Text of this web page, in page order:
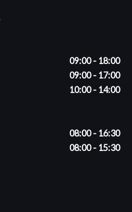
09:00 - 18:00
09:00 - 17:00
10:00 - 14:00
08:00 - 16:30
08:00 - 15:30